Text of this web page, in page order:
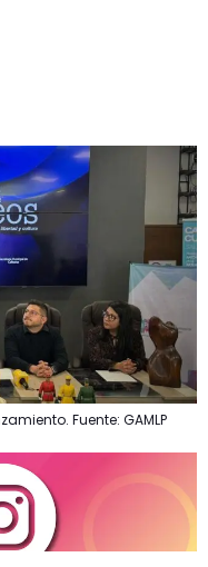
Fuente: GAMLP